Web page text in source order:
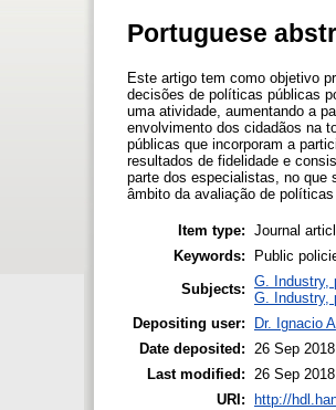
Portuguese
Este artigo tem como objetivo
decisões de políticas públicas
uma atividade, aumentando a
envolvimento dos cidadãos na
públicas que incorporam a
resultados de fidelidade e
parte dos especialistas, no que
âmbito da avaliação de
Item type: Journal
Keywords:
Public
Subjects: G. Industry,
G. Industry,
Depositing user:
Dr. Ignacio
Date deposited: 26 Sep
Last modified: 26 Sep
URI:
http://